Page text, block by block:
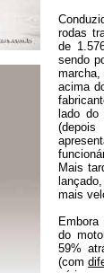
rodas
de
sendo
acima
lado do
Mais
mais
do
59%
(com